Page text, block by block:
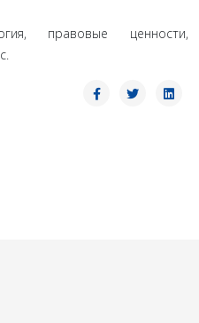
правовые ценности,